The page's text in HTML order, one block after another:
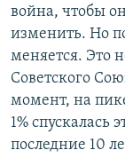
война, чтобы
изменить. Но
меняется. Это
Советского
момент, на
1% спускалась
последние 10